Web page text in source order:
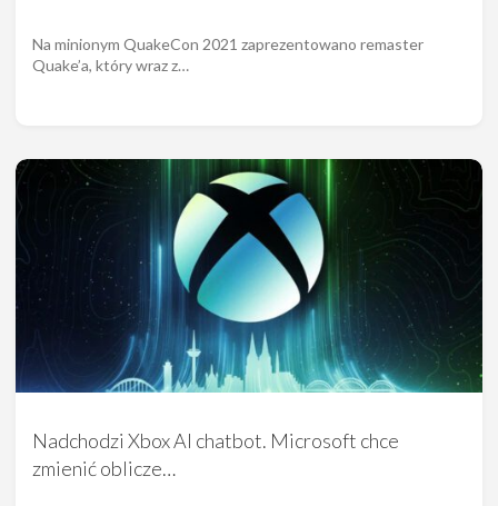
Na minionym QuakeCon 2021 zaprezentowano remaster
Quake’a, który wraz z…
Nadchodzi Xbox AI chatbot. Microsoft chce
zmienić oblicze…